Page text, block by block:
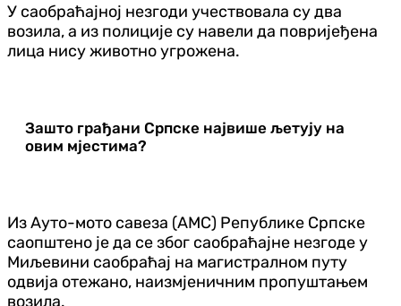
У саобраћајној незгоди учествовала су два
возила, а из полиције су навели да повријеђена
лица нису животно угрожена.
Зашто грађани Српске највише љетују на
овим мјестима?
Из Ауто-мото савеза (АМС) Републике Српске
саопштено је да се због саобраћајне незгоде у
Миљевини саобраћај на магистралном путу
одвија отежано, наизмјеничним пропуштањем
возила.